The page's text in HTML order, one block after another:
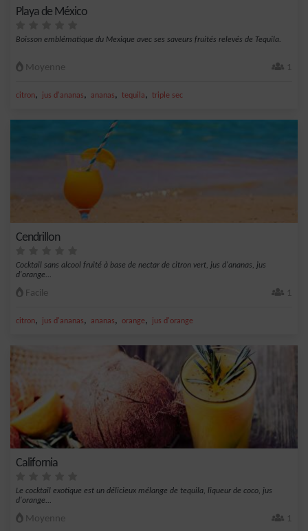
Playa de México
Boisson emblématique du Mexique avec ses saveurs fruités relevés de Tequila.
Moyenne 1
citron, jus d'ananas, ananas, tequila, triple sec
Cendrillon
Cocktail sans alcool fruité à base de nectar de citron vert, jus d'ananas, jus
d'orange...
Facile 1
citron, jus d'ananas, ananas, orange, jus d'orange
California
Le cocktail exotique est un délicieux mélange de tequila, liqueur de coco, jus
d'orange...
Moyenne 1